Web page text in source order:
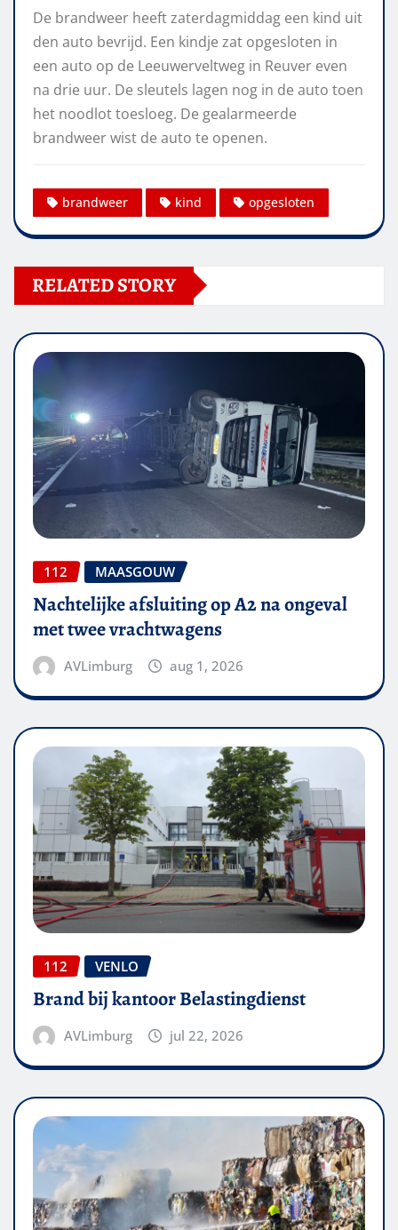
De brandweer heeft zaterdagmiddag een kind uit
den auto bevrijd. Een kindje zat opgesloten in
een auto op de Leeuwerveltweg in Reuver even
na drie uur. De sleutels lagen nog in de auto toen
het noodlot toesloeg. De gealarmeerde
brandweer wist de auto te openen.
brandweer kind opgesloten
RELATED STORY
112 MAASGOUW
Nachtelijke afsluiting op A2 na ongeval
met twee vrachtwagens
AVLimburg aug 1, 2026
112 VENLO
Brand bij kantoor Belastingdienst
AVLimburg jul 22, 2026